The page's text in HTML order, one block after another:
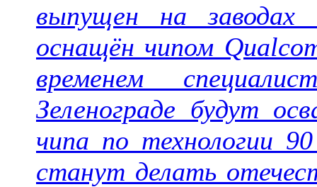
выпущен на
оснащён чипом
временем
Зеленограде будут
чипа по технологии
станут делать